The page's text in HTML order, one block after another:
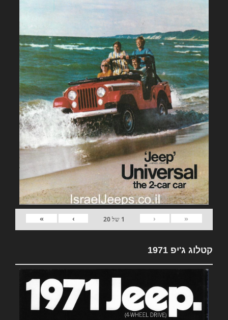
«
‹
1 של20
›
»
קטלוג ג'יפ 1971